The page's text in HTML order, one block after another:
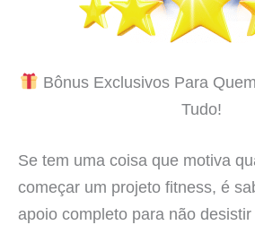
Bônus Exclusivos Para
Tudo!
Se tem uma coisa que motiva
começar um projeto fitness, é
apoio completo para não